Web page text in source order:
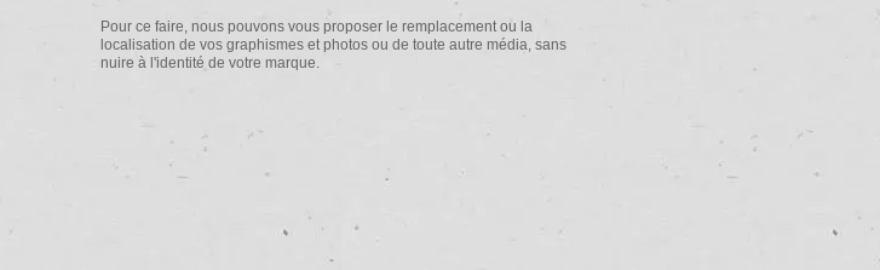
Pour ce faire, nous pouvons vous proposer le remplacement ou la
localisation de vos graphismes et photos ou de toute autre média, sans
nuire à l'identité de votre marque.